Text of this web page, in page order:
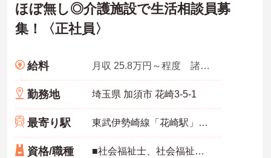
ほぼ無し◎介護施設で生活相談員募
集！〈正社員〉
給料 月収 25.8万円～程度 諸手当込
勤務地 埼玉県 加須市 花崎3-5-1
最寄り駅 東武伊勢崎線「花崎駅」徒歩20分
資格/職種 ■社会福祉士、社会福祉主事、介護福祉士のいずれかの資格をお持ちの方 ※学歴不問 ※ブランク可